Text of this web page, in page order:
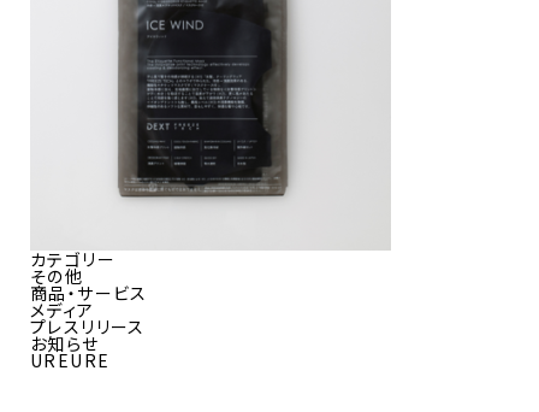
カテゴリー
その他
商品・サービス
メディア
プレスリリース
お知らせ
UREURE